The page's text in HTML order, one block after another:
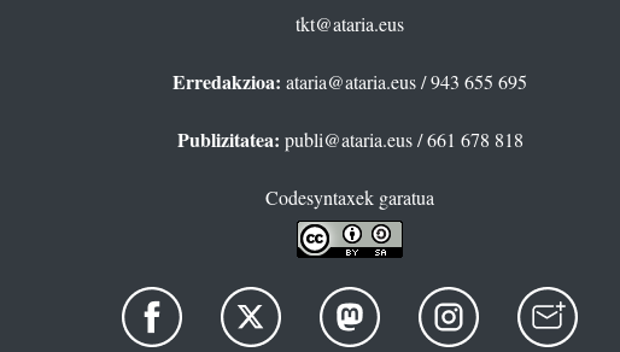
tkt@ataria.eus
Erredakzioa: ataria@ataria.eus/ 943 655 695
Publizitatea: publi@ataria.eus/ 661 678 818
Codesyntaxek garatua